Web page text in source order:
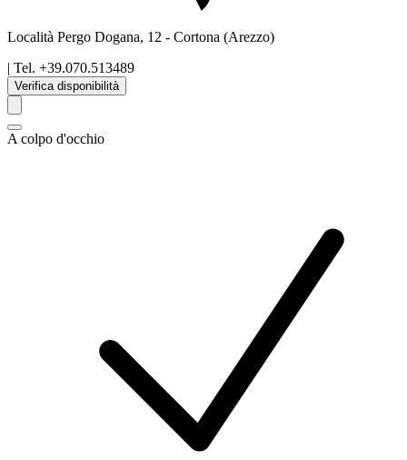
Località Pergo Dogana, 12 - Cortona (Arezzo)
| Tel. +39.070.513489
Verifica disponibilità
A colpo d'occhio